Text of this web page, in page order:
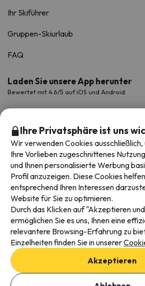
Ihr Skiführer
Gruppen-Skiurlaub
FAQ
Laden Sie unsere App herunter
Bewertet mit 4.6/5 auf iOS und Android.
Verfügbare Zahlungsarten
Impressum und AGBs
Datenschutz
Cookies Richtlinien
Ihre Privatsphäre ist uns
Wir verwenden Cookies ausschließlich,
Ihre Vorlieben zugeschnittenes
und Ihnen personalisierte Werbung
Profil anzuzeigen. Diese Cookies
entsprechend Ihren Interessen
Website für Sie zu optimieren.
Durch das Klicken auf "Akzeptieren
ermöglichen Sie es uns, Ihnen eine
relevantere Browsing-Erfahrung zu
Einzelheiten finden Sie in unserer
Akzeptieren